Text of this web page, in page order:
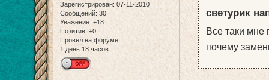
Зарегистрирован: 07-11-2010
Сообщений: 30
Уважение: +18
Позитив: +0
Провел на форуме:
1 день 18 часов
светурик
Все таки мне
почему